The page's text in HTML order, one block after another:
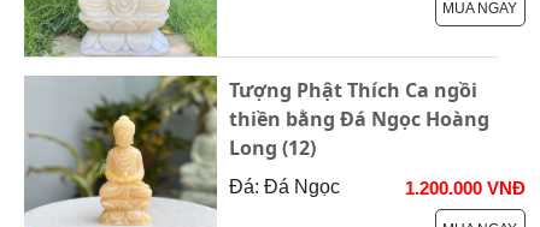
MUA NGAY
Tượng Phật Thích Ca ngồi
thiền bằng Đá Ngọc Hoàng
Long (12)
Đá: Đá Ngọc 1.200.000 VNĐ